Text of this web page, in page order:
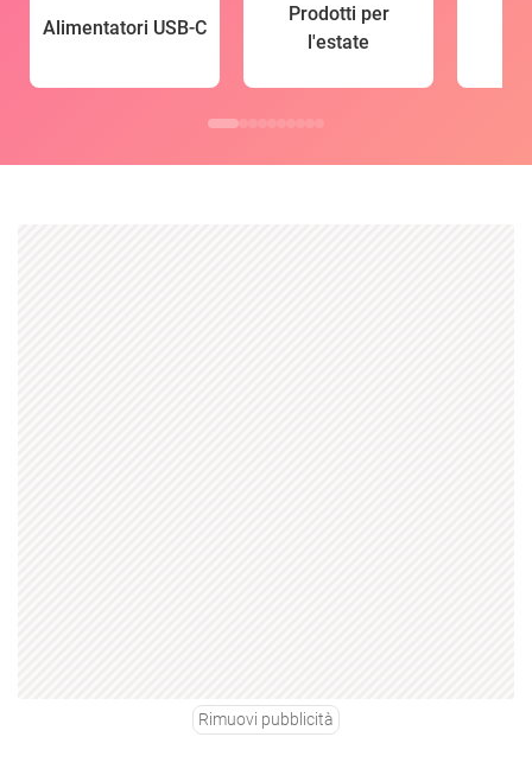
Alimentatori USB-C
Prodotti per
l'estate
Rimuovi pubblicità